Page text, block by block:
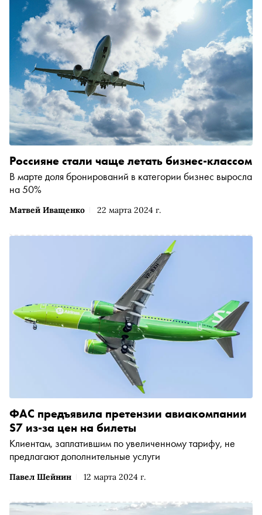
Матвей Иващенко 22 марта 2024 г.
Россияне стали чаще летать бизнес-классом
В марте доля бронирований в категории бизнес выросла
на 50%
Павел Шейнин 12 марта 2024 г.
ФАС предъявила претензии авиакомпании
S7 из-за цен на билеты
Клиентам, заплатившим по увеличенному тарифу, не
предлагают дополнительные услуги